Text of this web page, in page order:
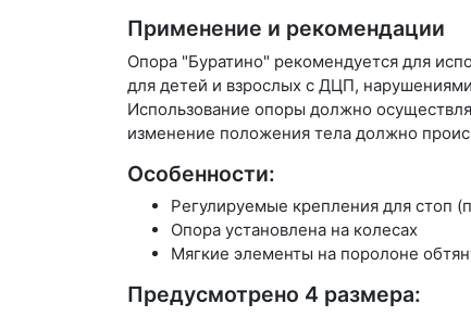
Применение и рекомендации
Опора "Буратино" рекомендуется для
для детей и взрослых с ДЦП,
Использование опоры должно
изменение положения тела должно
Особенности:
Регулируемые крепления для стоп
Опора установлена на колесах
Мягкие элементы на поролоне
Предусмотрено 4 размера: